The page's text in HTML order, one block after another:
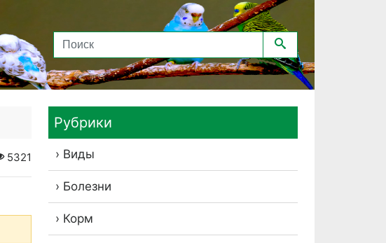
5321
Рубрики
Виды
Болезни
Корм